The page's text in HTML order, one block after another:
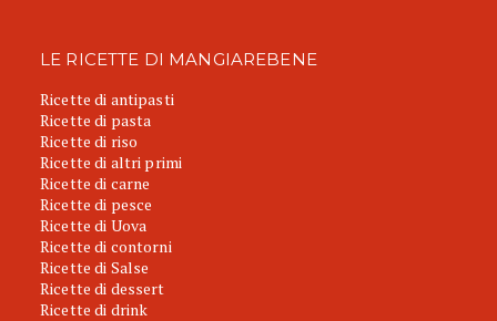
LE RICETTE DI MANGIAREBENE
Ricette di antipasti
Ricette di pasta
Ricette di riso
Ricette di altri primi
Ricette di carne
Ricette di pesce
Ricette di Uova
Ricette di contorni
Ricette di Salse
Ricette di dessert
Ricette di drink